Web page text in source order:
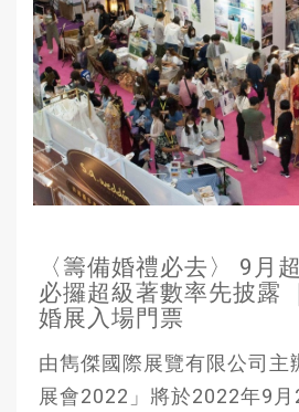
〈籌備婚禮必去〉 9月
必攞超級著數率先披露
婚展入場門票
由雋傑國際展覽有限公司主
展會2022」將於2022年9